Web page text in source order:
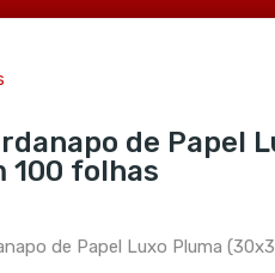
de Papel
100 folhas
de Papel Luxo Pluma